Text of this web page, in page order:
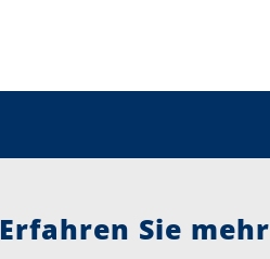
Erfahren Sie mehr